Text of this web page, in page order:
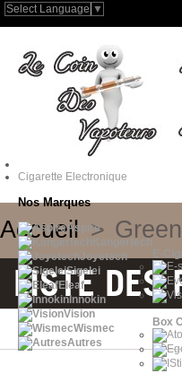
Cigarette Electronique
Nos Marques
Aspire
Kangertech
Joyetech
Sigelei
Eleaf
Innokin
Vision
Wismec
Autres
E-
Box
Select Language ▼
Accueil >
LISTE DES